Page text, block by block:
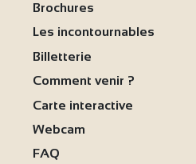
Brochures
Les incontournables
Billetterie
Comment venir ?
Carte interactive
Webcam
FAQ